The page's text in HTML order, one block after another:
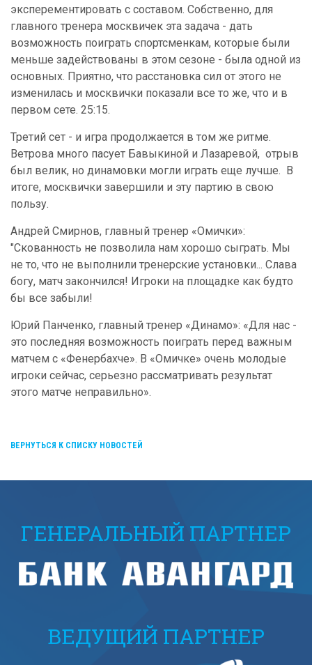
эксперементировать с составом. Собственно, для
главного тренера москвичек эта задача - дать
возможность поиграть спортсменкам, которые были
меньше задействованы в этом сезоне - была одной из
основных. Приятно, что расстановка сил от этого не
изменилась и москвички показали все то же, что и в
первом сете. 25:15.
Третий сет - и игра продолжается в том же ритме.
Ветрова много пасует Бавыкиной и Лазаревой, отрыв
был велик, но динамовки могли играть еще лучше. В
итоге, москвички завершили и эту партию в свою
пользу.
Андрей Смирнов, главный тренер «Омички»:
"Скованность не позволила нам хорошо сыграть. Мы
не то, что не выполнили тренерские установки... Слава
богу, матч закончился! Игроки на площадке как будто
бы все забыли!
Юрий Панченко, главный тренер «Динамо»: «Для нас -
это последняя возможность поиграть перед важным
матчем с «Фенербахче». В «Омичке» очень молодые
игроки сейчас, серьезно рассматривать результат
этого матче неправильно».
ВЕРНУТЬСЯ К СПИСКУ НОВОСТЕЙ
ГЕНЕРАЛЬНЫЙ ПАРТНЕР
ВЕДУЩИЙ ПАРТНЕР